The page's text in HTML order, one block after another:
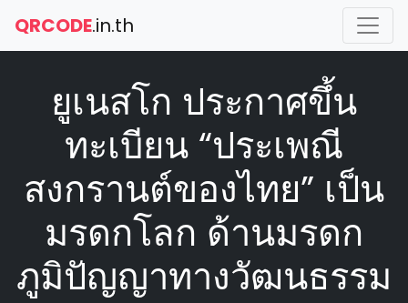
QRCODE.in.th
ยูเนสโก ประกาศขึ้น
ทะเบียน “ประเพณี
สงกรานต์ของไทย” เป็น
มรดกโลก ด้านมรดก
ภูมิปัญญาทางวัฒนธรรม